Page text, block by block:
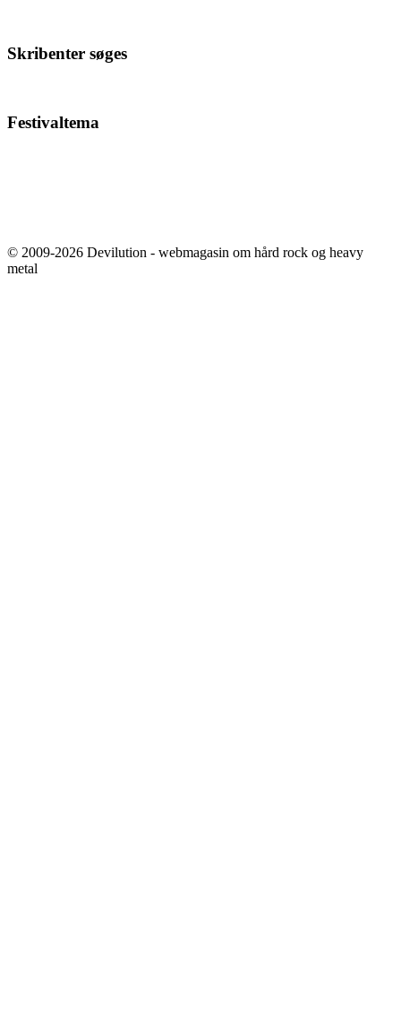
Skribenter søges
Festivaltema
© 2009-2026 Devilution - webmagasin om hård rock og heavy
metal